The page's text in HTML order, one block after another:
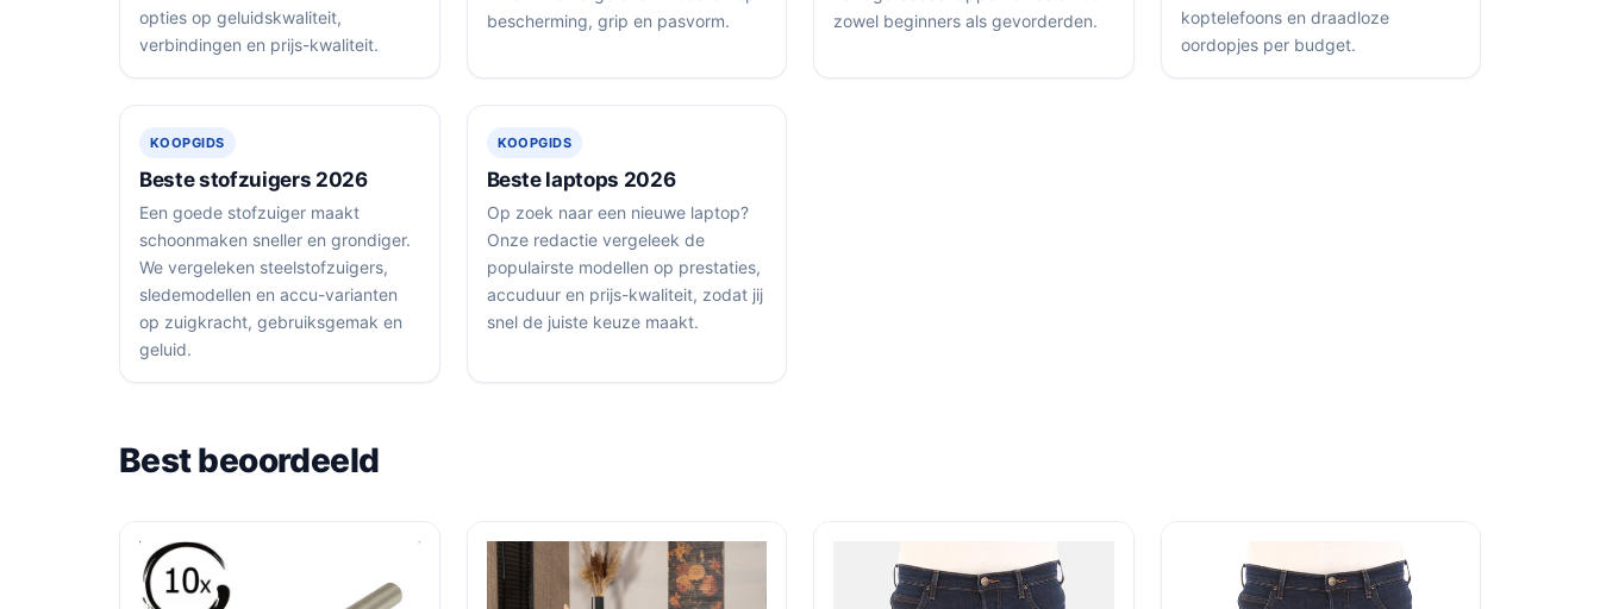
opties op geluidskwaliteit,
verbindingen en prijs-kwaliteit.
bescherming, grip en pasvorm.
zowel beginners als gevorderden.
koptelefoons en draadloze
oordopjes per budget.
KOOPGIDS
Beste stofzuigers 2026
Een goede stofzuiger maakt
schoonmaken sneller en grondiger.
We vergeleken steelstofzuigers,
sledemodellen en accu-varianten
op zuigkracht, gebruiksgemak en
geluid.
KOOPGIDS
Beste laptops 2026
Op zoek naar een nieuwe laptop?
Onze redactie vergeleek de
populairste modellen op prestaties,
accuduur en prijs-kwaliteit, zodat jij
snel de juiste keuze maakt.
Best beoordeeld